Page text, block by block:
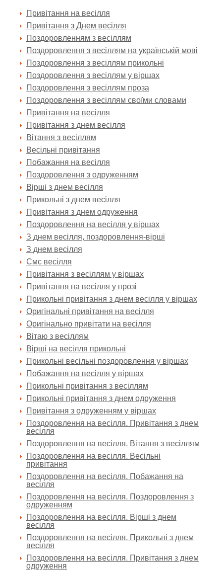
Привітання на весілля
Привітання з Днем весілля
Поздоровленням з весіллям
Поздоровлення з весіллям на українській мові
Поздоровлення з весіллям прикольні
Поздоровлення з весіллям у віршах
Поздоровлення з весіллям проза
Поздоровлення з весіллям своїми словами
Привітання на весілля
Привітання з днем весілля
Вітання з весіллям
Весільні привітання
Побажання на весілля
Поздоровлення з одруженням
Вірші з днем весілля
Прикольні з днем весілля
Привітання з днем одруження
Поздоровлення на весілля у віршах
З днем весілля, поздоровлення-вірші
З днем весілля
Смс весілля
Привітання з весіллям у віршах
Привітання на весілля у прозі
Прикольні привітання з днем весілля у віршах
Оригінальні привітання на весілля
Оригінально привітати на весілля
Вітаю з весіллям
Вірші на весілля прикольні
Прикольні весільні поздоровлення у віршах
Побажання на весілля у віршах
Прикольні привітання з весіллям
Прикольні привітання з днем одруження
Привітання з одруженням у віршах
Поздоровлення на весілля. Привітання з днем
весілля
Поздоровлення на весілля. Вітання з весіллям
Поздоровлення на весілля. Весільні
привітання
Поздоровлення на весілля. Побажання на
весілля
Поздоровлення на весілля. Поздоровлення з
одруженням
Поздоровлення на весілля. Вірші з днем
весілля
Поздоровлення на весілля. Прикольні з днем
весілля
Поздоровлення на весілля. Привітання з днем
одруження